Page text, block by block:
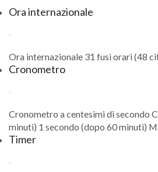
Ora internazionale
Ora internazionale 31 fusi orari (48
Cronometro
Cronometro a centesimi di secondo
minuti) 1 secondo (dopo 60 minuti)
Timer